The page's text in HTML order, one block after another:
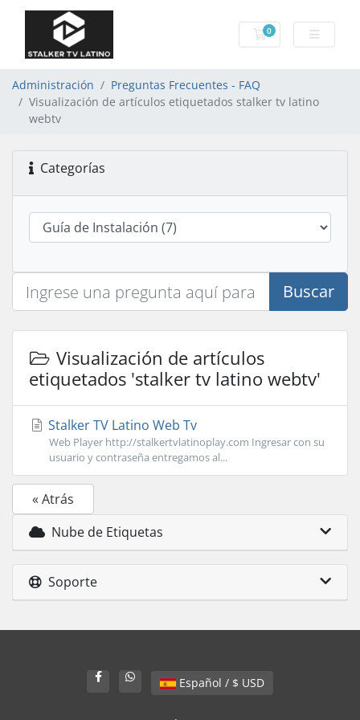
0
Carro de Pedidos
Administración
Preguntas Frecuentes - FAQ
Visualización de artículos etiquetados stalker tv latino
webtv
Categorías
Buscar
Visualización de artículos
etiquetados 'stalker tv latino webtv'
Stalker TV Latino Web Tv
Web Player http://stalkertvlatinoplay.com Ingresar con su
usuario y contraseña entregamos al...
« Atrás
Nube de Etiquetas
Soporte
Español / $ USD